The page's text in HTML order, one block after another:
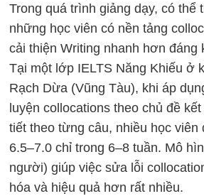
Trong quá trình giảng dạy, có thể
những học viên có nền tảng
cải thiện Writing nhanh hơn đáng
Tại một lớp IELTS Năng Khiếu ở
Rạch Dừa (Vũng Tàu), khi áp
luyện collocations theo chủ đề
tiết theo từng câu, nhiều học viên
6.5–7.0 chỉ trong 6–8 tuần. Mô
người) giúp việc sửa lỗi
hóa và hiệu quả hơn rất nhiều.